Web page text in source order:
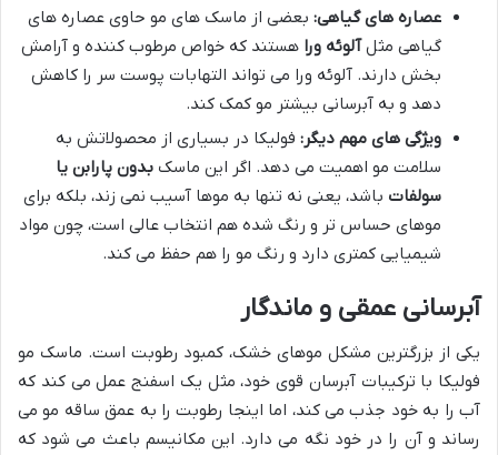
عصاره های گیاهی: بعضی از ماسک های مو حاوی عصاره های
گیاهی مثلآلوئه ورا هستند که خواص مرطوب کننده و آرامش
بخش دارند. آلوئه ورا می تواند التهابات پوست سر را کاهش
دهد و به آبرسانی بیشتر مو کمک کند.
ویژگی های مهم دیگر: فولیکا در بسیاری از محصولاتش به
سلامت مو اهمیت می دهد. اگر این ماسک بدون پارابن یا
سولفات باشد، یعنی نه تنها به موها آسیب نمی زند، بلکه برای
موهای حساس تر و رنگ شده هم انتخاب عالی است، چون مواد
شیمیایی کمتری دارد و رنگ مو را هم حفظ می کند.
آبرسانی عمقی و ماندگار
یکی از بزرگترین مشکل موهای خشک، کمبود رطوبت است. ماسک مو
فولیکا با ترکیبات آبرسان قوی خود، مثل یک اسفنج عمل می کند که
آب را به خود جذب می کند، اما اینجا رطوبت را به عمق ساقه مو می
رساند و آن را در خود نگه می دارد. این مکانیسم باعث می شود که